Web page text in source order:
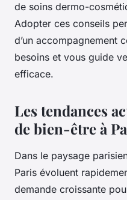
de soins dermo-
Adopter ces conseils
d’un accompagnement
besoins et vous guide
efficace.
Les tendances
de bien-être à
Dans le paysage
Paris évoluent
demande croissante